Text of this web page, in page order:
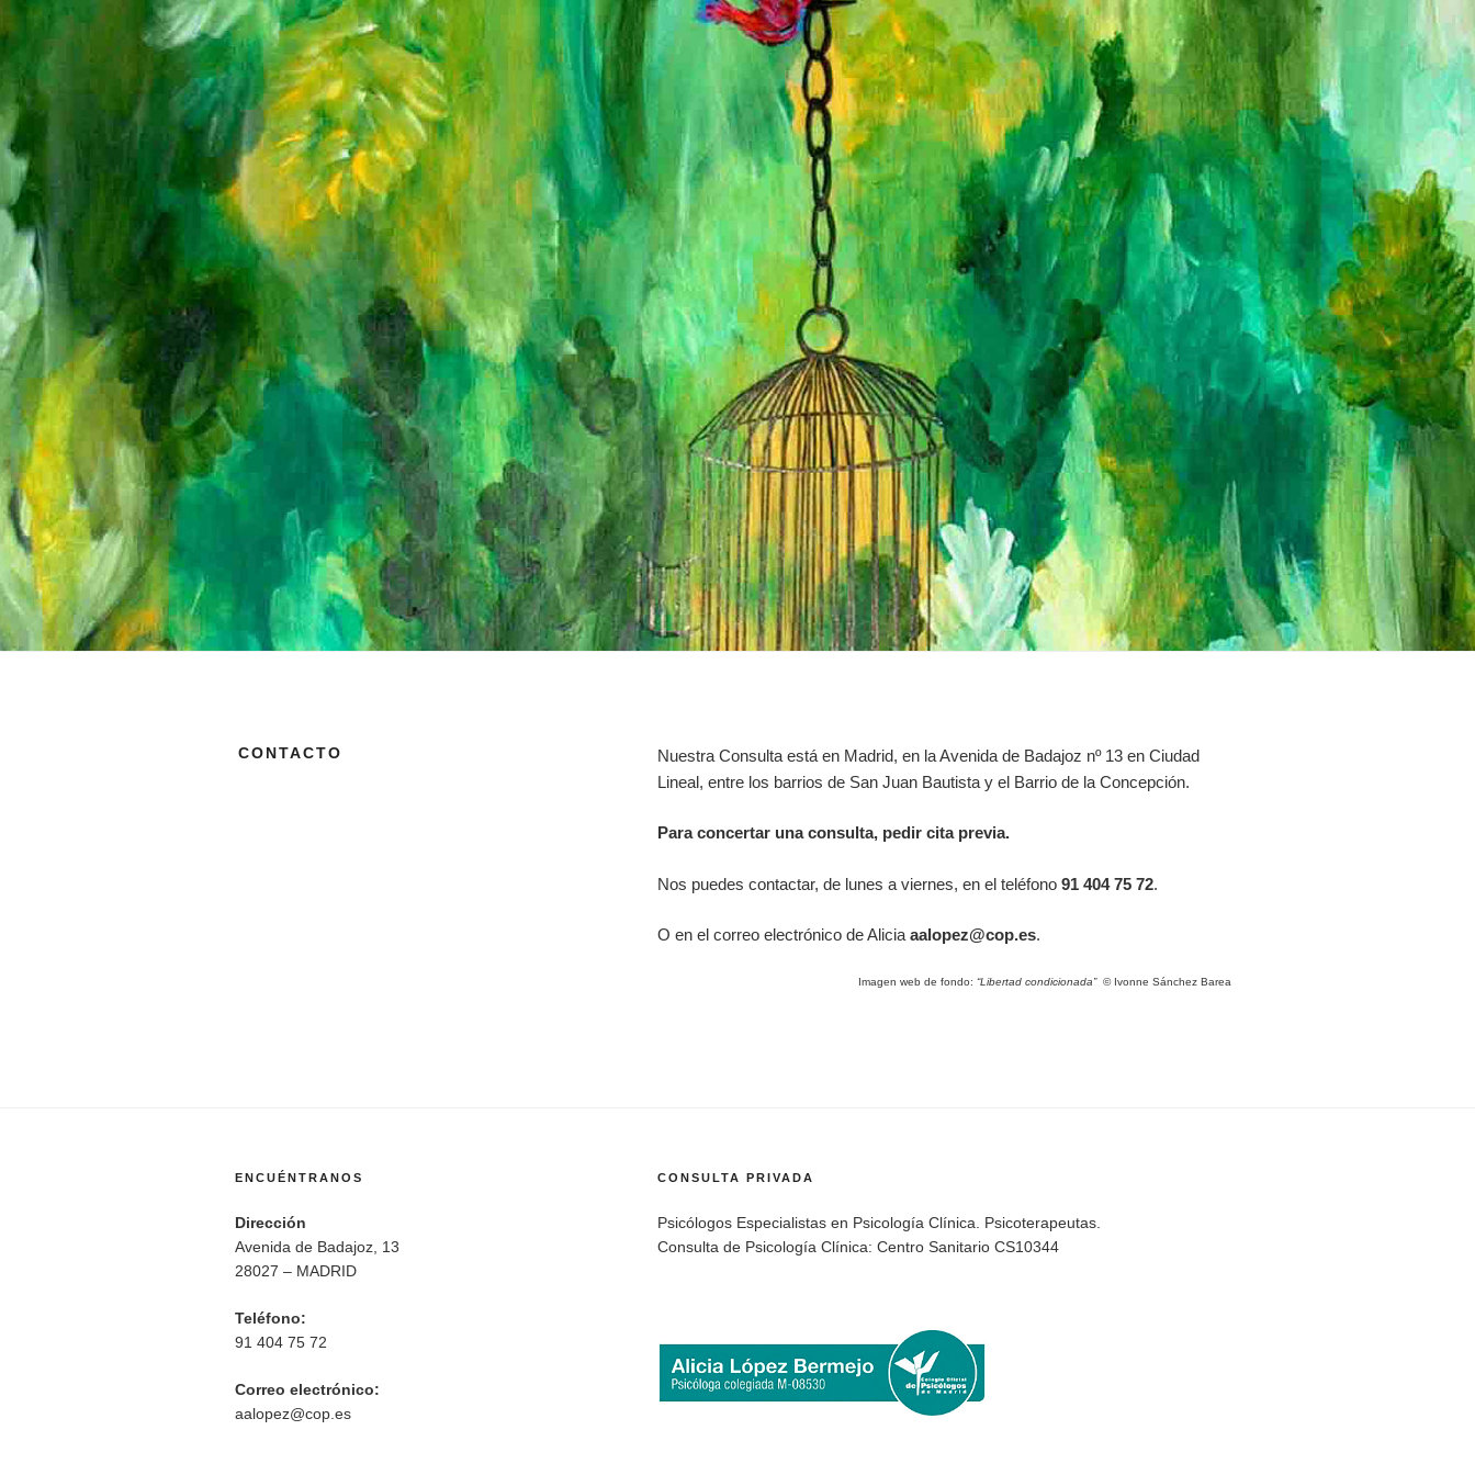
CONTACTO
Nuestra Consulta está en Madrid, en la Avenida de Badajoz nº 13 en Ciudad
Lineal, entre los barrios de San Juan Bautista y el Barrio de la Concepción.
Para concertar una consulta, pedir cita previa.
Nos puedes contactar, de lunes a viernes, en el teléfono91 404 75 72.
O en el correo electrónico de Aliciaaalopez@cop.es.
Imagen web de fondo: “Libertad condicionada”© Ivonne Sánchez Barea
ENCUÉNTRANOS
Dirección
Avenida de Badajoz, 13
28027 – MADRID
Teléfono:
91 404 75 72
Correo electrónico:
aalopez@cop.es
CONSULTA PRIVADA
Psicólogos Especialistas en Psicología Clínica. Psicoterapeutas.
Consulta de Psicología Clínica: Centro Sanitario CS10344